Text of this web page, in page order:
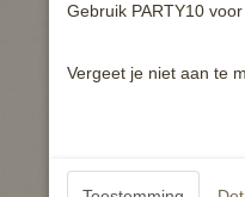
Gebruik PARTY10
Vergeet je niet aan te